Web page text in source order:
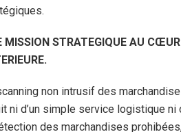
MISSION STRATEGIQUE AU
non intrusif des
ni d’un simple service logistique
des marchandises